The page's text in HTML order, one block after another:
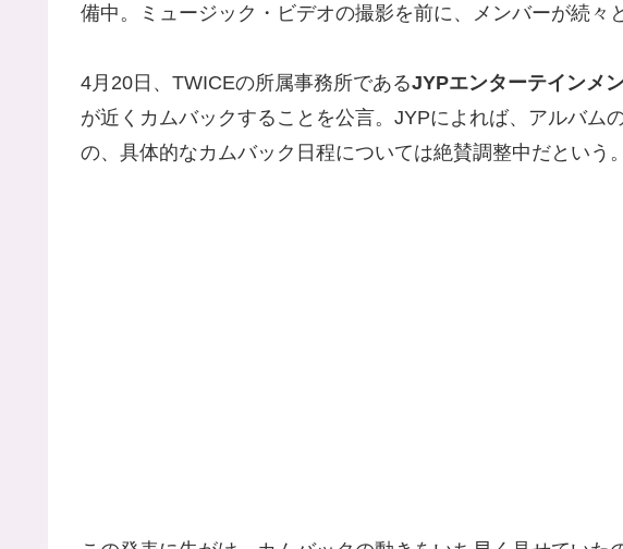
備中。ミュージック・ビデオの撮影を前に、メンバーが続々
4月20日、TWICEの所属事務所であるJYPエンターテインメ
が近くカムバックすることを公言。JYPによれば、アルバム
の、具体的なカムバック日程については絶賛調整中だという。